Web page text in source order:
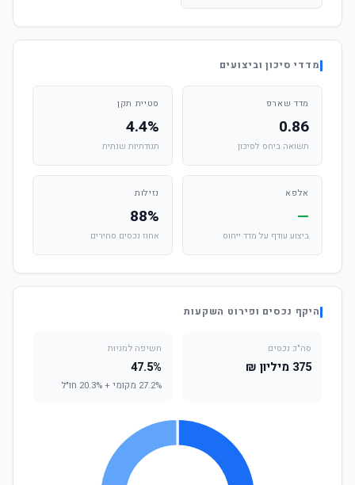
מדדי סיכון וביצועים
מדד שארפ
0.86
תשואה ביחס לסיכון
סטיית תקן
4.4%
תנודתיות שנתית
אלפא
—
ביצוע עודף על מדד ייחוס
נזילות
88%
אחוז נכסים סחירים
היקף נכסים ופירוט השקעות
סה"כ נכסים
375 מיליון ₪
חשיפה למניות
47.5%
27.2% מקומי + 20.3% חו"ל